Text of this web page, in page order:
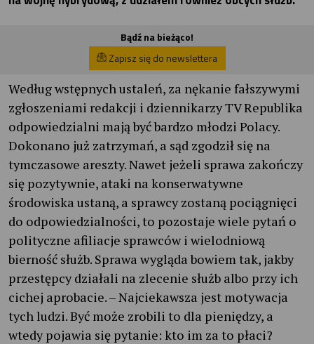
Bądź na bieżąco!
Zapisz się do newslettera
Według wstępnych ustaleń, za nękanie fałszywymi
zgłoszeniami redakcji i dziennikarzy TV Republika
odpowiedzialni mają być bardzo młodzi Polacy.
Dokonano już zatrzymań, a sąd zgodził się na
tymczasowe areszty. Nawet jeżeli sprawa zakończy
się pozytywnie, ataki na konserwatywne
środowiska ustaną, a sprawcy zostaną pociągnięci
do odpowiedzialności, to pozostaje wiele pytań o
polityczne afiliacje sprawców i wielodniową
bierność służb. Sprawa wygląda bowiem tak, jakby
przestępcy działali na zlecenie służb albo przy ich
cichej aprobacie. – Najciekawsza jest motywacja
tych ludzi. Być może zrobili to dla pieniędzy, a
wtedy pojawia się pytanie: kto im za to płaci?